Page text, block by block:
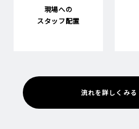
現場への
スタッフ配置
流れを詳しくみる